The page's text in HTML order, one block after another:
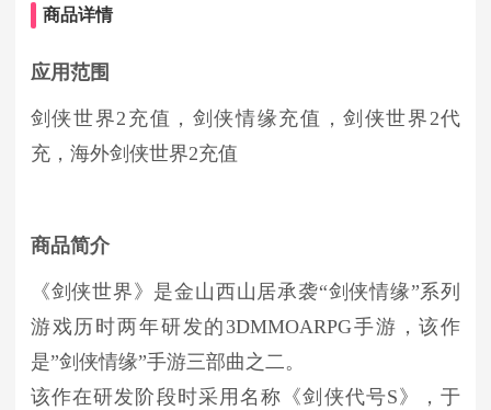
商品详情
应用范围
剑侠世界2充值，剑侠情缘充值，剑侠世界2代
充，海外剑侠世界2充值
商品简介
《剑侠世界》是金山西山居承袭“剑侠情缘”系列
游戏历时两年研发的3DMMOARPG手游，该作
是”剑侠情缘”手游三部曲之二。
该作在研发阶段时采用名称《剑侠代号S》，于